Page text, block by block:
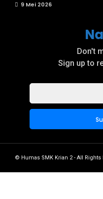
9 Mei 2026
Don't
Sign up to
© Humas SMK Krian 2 - All Rights